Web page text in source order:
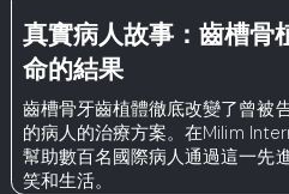
真實病人故事：齒槽骨
命的結果
齒槽骨牙齒植體徹底改變了曾被
的病人的治療方案。在Milim
幫助數百名國際病人通過這一先
笑和生活。